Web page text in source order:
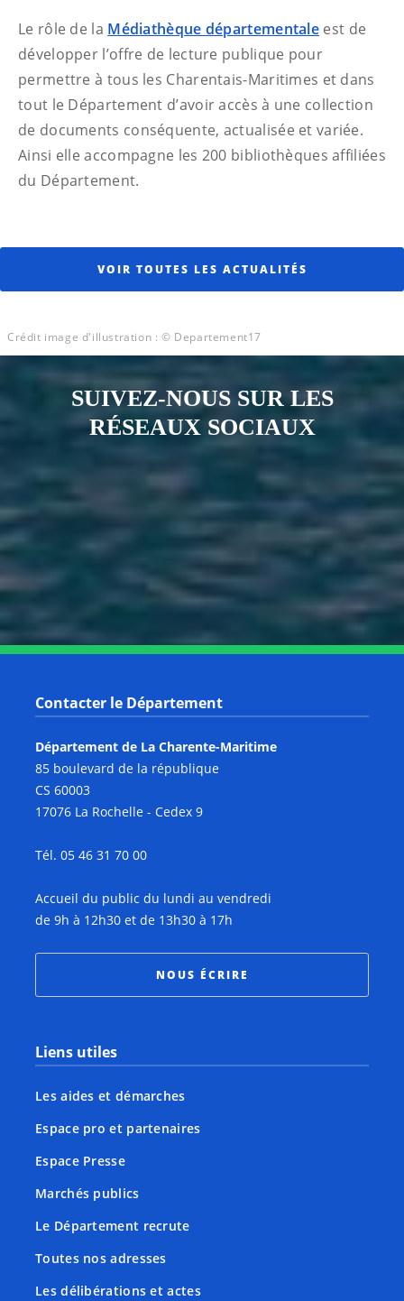
Le rôle de la Médiathèque départementale est de
développer l’offre de lecture publique pour
permettre à tous les Charentais-Maritimes et dans
tout le Département d’avoir accès à une collection
de documents conséquente, actualisée et variée.
Ainsi elle accompagne les 200 bibliothèques affiliées
du Département.
VOIR TOUTES LES ACTUALITÉS
Crédit image d'illustration : © Departement17
SUIVEZ-NOUS SUR LES
RÉSEAUX SOCIAUX
Notre page Instagram
Notre page Facebook
Notre page XNotre page Tiktok
Notre page
Notre page Youtube
Contacter le Département
Département de La Charente-Maritime
85 boulevard de la république
CS 60003
17076 La Rochelle - Cedex 9
Tél. 05 46 31 70 00
Accueil du public du lundi au vendredi
de 9h à 12h30 et de 13h30 à 17h
NOUS ÉCRIRE
Liens utiles
Les aides et démarches
Espace pro et partenaires
Espace Presse
Marchés publics
Le Département recrute
Toutes nos adresses
Les délibérations et actes